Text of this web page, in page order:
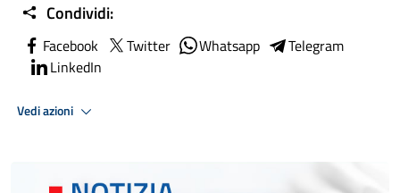
Condividi:
Facebook Twitter Whatsapp
Telegram
LinkedIn
Vedi azioni